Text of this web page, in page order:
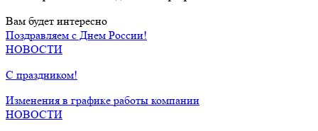
Вам будет интересно
Поздравляем с Днем России!
НОВОСТИ
С праздником!
Изменения в графике работы компании
НОВОСТИ